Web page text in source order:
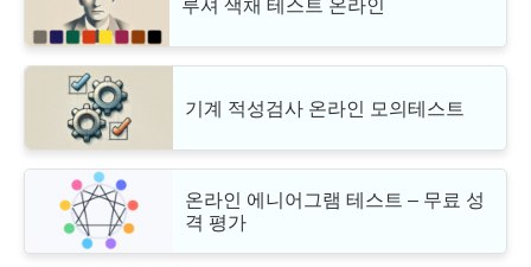
루셔 색채 테스트 온라인
기계 적성검사 온라인 모의테스트
온라인 에니어그램 테스트 – 무료 성
격 평가